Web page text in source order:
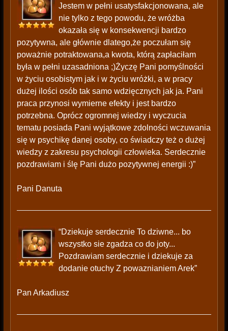
Jestem w pełni usatysfakcjonowana, ale
nie tylko z tego powodu, że wróżba
okazała się w konsekwencji bardzo
pozytywna, ale głównie dlatego,że poczułam się
poważnie potraktowana,a kwota, którą zapłaciłam
była w pełni uzasadniona ;)Życzę Pani pomyślności
w życiu osobistym jak i w życiu wróżki, a w pracy
dużej ilości osób tak samo wdzięcznych jak ja. Pani
praca przynosi wymierne efekty i jest bardzo
potrzebna. Oprócz ogromnej wiedzy i wyczucia
tematu posiada Pani wyjątkowe zdolności wczuwania
się w psychikę danej osoby, co świadczy też o dużej
wiedzy z zakresu psychologii człowieka. Serdecznie
pozdrawiam i ślę Pani dużo pozytywnej energii :)”
Pani Danuta
“Dziekuje serdecznie To dziwne... bo
wszystko sie zgadza co do joty...
Pozdrawiam serdecznie i dziekuje za
dodanie otuchy Z powaznianiem Arek”
Pan Arkadiusz